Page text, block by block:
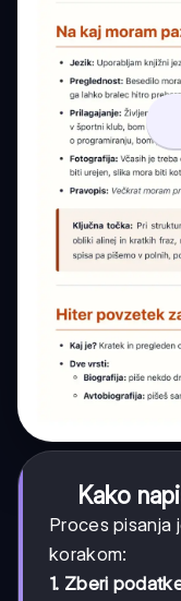
Kako
Proces pisanja
korakom:
1. Zberi